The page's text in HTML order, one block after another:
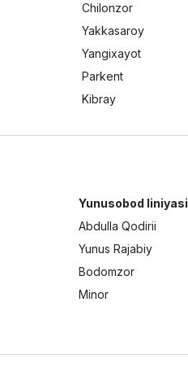
Chilonzor
Yakkasaroy
Yangixayot
Parkent
Kibray
Yunusobod liniyasi
Abdulla Qodirii
Yunus Rajabiy
Bodomzor
Minor